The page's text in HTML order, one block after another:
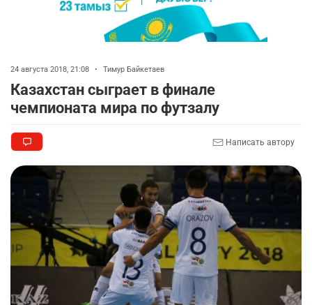
24 августа 2018, 21:08 • Тимур Байкетаев
Казахстан сыграет в финале
чемпионата мира по футзалу
Написать автору